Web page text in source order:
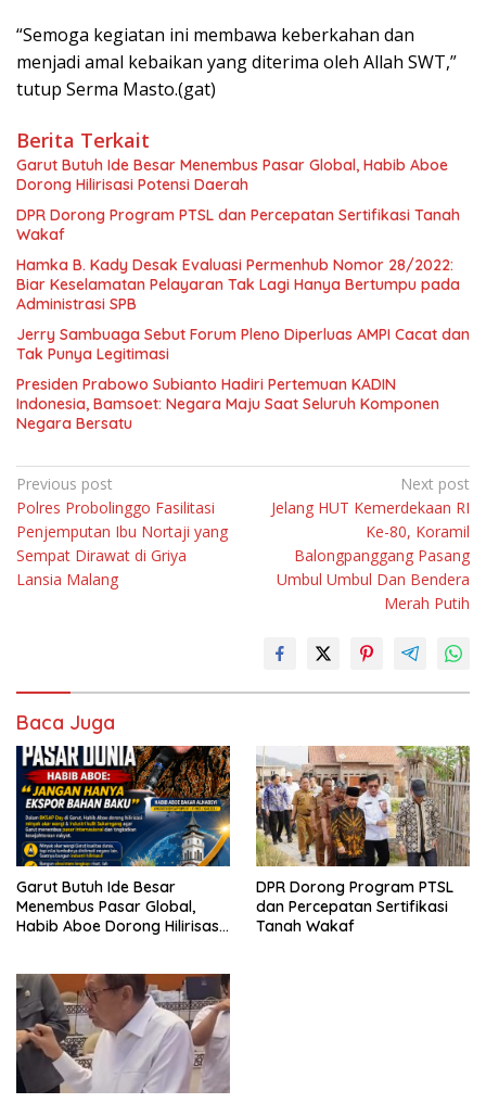
“Semoga kegiatan ini membawa keberkahan dan
menjadi amal kebaikan yang diterima oleh Allah SWT,”
tutup Serma Masto.(gat)
Berita Terkait
Garut Butuh Ide Besar Menembus Pasar Global, Habib Aboe
Dorong Hilirisasi Potensi Daerah
DPR Dorong Program PTSL dan Percepatan Sertifikasi Tanah
Wakaf
Hamka B. Kady Desak Evaluasi Permenhub Nomor 28/2022:
Biar Keselamatan Pelayaran Tak Lagi Hanya Bertumpu pada
Administrasi SPB
Jerry Sambuaga Sebut Forum Pleno Diperluas AMPI Cacat dan
Tak Punya Legitimasi
Presiden Prabowo Subianto Hadiri Pertemuan KADIN
Indonesia, Bamsoet: Negara Maju Saat Seluruh Komponen
Negara Bersatu
Navigasi
pos
Previous post
Polres Probolinggo Fasilitasi
Penjemputan Ibu Nortaji yang
Sempat Dirawat di Griya
Lansia Malang
Next post
Jelang HUT Kemerdekaan RI
Ke-80, Koramil
Balongpanggang Pasang
Umbul Umbul Dan Bendera
Merah Putih
Baca Juga
Garut Butuh Ide Besar
Menembus Pasar Global,
Habib Aboe Dorong Hilirisasi
DPR Dorong Program PTSL
dan Percepatan Sertifikasi
Tanah Wakaf